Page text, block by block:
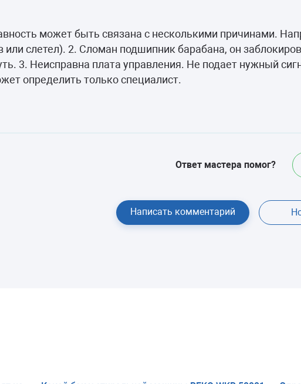
камеры
машины
может быть связана с несколькими причинами.
слетел). 2. Сломан подшипник барабана, он
3. Неисправна плата управления. Не подает нужный
определить только специалист.
Ответ мастера помог?
Написать комментарий